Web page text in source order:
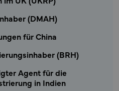
Agent für die